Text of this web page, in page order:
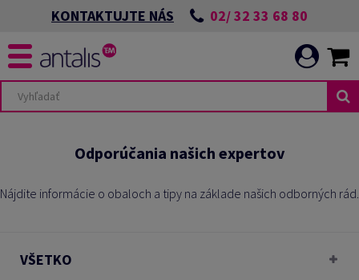
KONTAKTUJTE NÁS 02/ 32 33 68 80
Odporúčania našich expertov
Nájdite informácie o obaloch a tipy na základe našich odborných rád.
VŠETKO